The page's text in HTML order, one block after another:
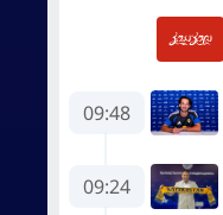
09:48
09:24